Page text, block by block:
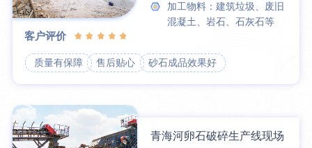
加工物料：建筑垃圾、废旧
混凝土、岩石、石灰石等
客户评价
质量有保障 售后贴心 砂石成品效果好
青海河卵石破碎生产线现场